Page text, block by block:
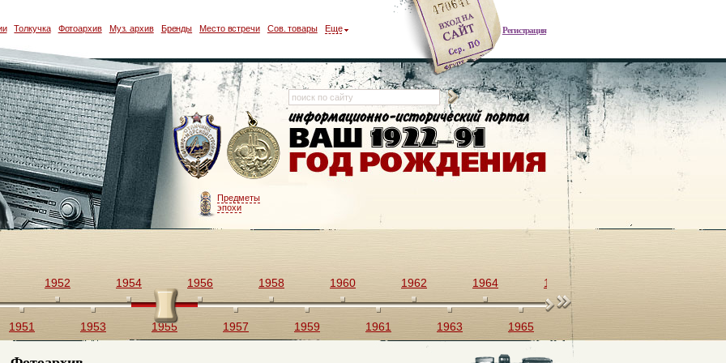
Регистрация
Толкучка Фотоархив Муз. архив Бренды Место встречи Сов. товары Еще
Предметы
эпохи
1951
1952
1953
1954
1955
1956
1957
1958
1959
1960
1961
1962
1963
1964
1965
1966